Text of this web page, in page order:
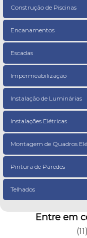
Construção de Piscinas
Encanamentos
Escadas
Impermeabilização
Instalação de Luminárias
Instalações Elétricas
Montagem de Quadros
Pintura de Paredes
Telhados
Entre em
(11)